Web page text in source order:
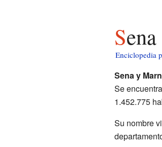
Enciclopedia
Sena y
Se
1.452.775
Su nombre